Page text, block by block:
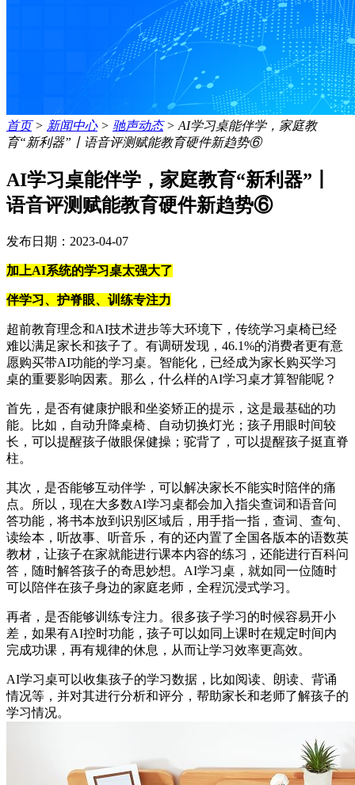
首页> 新闻中心> 驰声动态>AI学习桌能伴学，家庭教
育“新利器”丨语音评测赋能教育硬件新趋势⑥
AI学习桌能伴学，家庭教育“新利器”丨
语音评测赋能教育硬件新趋势⑥
发布日期：2023-04-07
加上AI系统的学习桌太强大了
伴学习、护脊眼、训练专注力
超前教育理念和AI技术进步等大环境下，传统学习桌椅已经
难以满足家长和孩子了。有调研发现，46.1%的消费者更有意
愿购买带AI功能的学习桌。智能化，已经成为家长购买学习
桌的重要影响因素。那么，什么样的AI学习桌才算智能呢？
首先，是否有健康护眼和坐姿矫正的提示，这是最基础的功
能。比如，自动升降桌椅、自动切换灯光；孩子用眼时间较
长，可以提醒孩子做眼保健操；驼背了，可以提醒孩子挺直脊
柱。
其次，是否能够互动伴学，可以解决家长不能实时陪伴的痛
点。所以，现在大多数AI学习桌都会加入指尖查词和语音问
答功能，将书本放到识别区域后，用手指一指，查词、查句、
读绘本，听故事、听音乐，有的还内置了全国各版本的语数英
教材，让孩子在家就能进行课本内容的练习，还能进行百科问
答，随时解答孩子的奇思妙想。AI学习桌，就如同一位随时
可以陪伴在孩子身边的家庭老师，全程沉浸式学习。
再者，是否能够训练专注力。很多孩子学习的时候容易开小
差，如果有AI控时功能，孩子可以如同上课时在规定时间内
完成功课，再有规律的休息，从而让学习效率更高效。
AI学习桌可以收集孩子的学习数据，比如阅读、朗读、背诵
情况等，并对其进行分析和评分，帮助家长和老师了解孩子的
学习情况。